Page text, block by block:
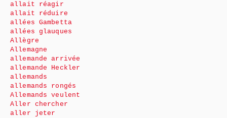
allait réagir
allait réduire
allées Gambetta
allées glauques
Allègre
Allemagne
allemande arrivée
allemande Heckler
allemands
allemands rongés
Allemands veulent
Aller chercher
aller jeter